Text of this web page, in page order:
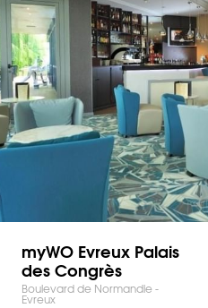
myWO Evreux Palais
des Congrès
Boulevard de Normandie -
Evreux